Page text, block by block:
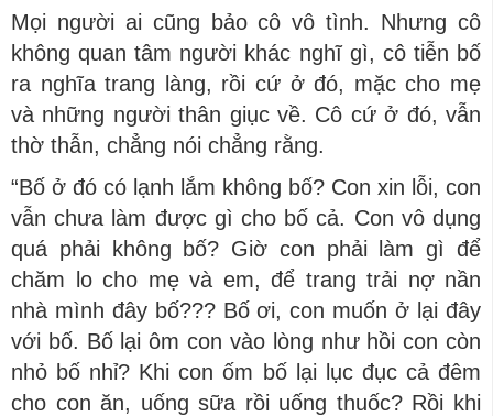
Mọi người ai cũng bảo cô vô tình. Nhưng cô
không quan tâm người khác nghĩ gì, cô tiễn bố
ra nghĩa trang làng, rồi cứ ở đó, mặc cho mẹ
và những người thân giục về. Cô cứ ở đó, vẫn
thờ thẫn, chẳng nói chẳng rằng.
“Bố ở đó có lạnh lắm không bố? Con xin lỗi, con
vẫn chưa làm được gì cho bố cả. Con vô dụng
quá phải không bố? Giờ con phải làm gì để
chăm lo cho mẹ và em, để trang trải nợ nần
nhà mình đây bố??? Bố ơi, con muốn ở lại đây
với bố. Bố lại ôm con vào lòng như hồi con còn
nhỏ bố nhỉ? Khi con ốm bố lại lục đục cả đêm
cho con ăn, uống sữa rồi uống thuốc? Rồi khi